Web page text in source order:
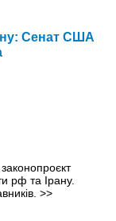
Сенат США
рф та Ірану.
>>